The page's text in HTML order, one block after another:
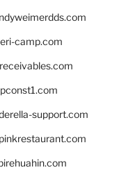
camp.com
support.com